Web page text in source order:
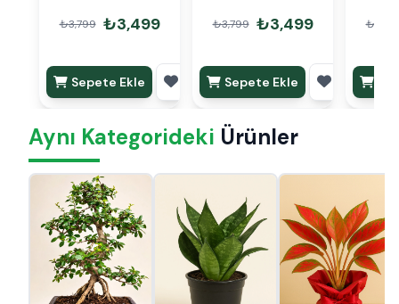
Ø20cm
₺3,799 ₺3,499
Sepete Ekle
Ø20cm
₺3,799 ₺3,499
Sepete Ekle
Aynı Kategorideki Ürünler